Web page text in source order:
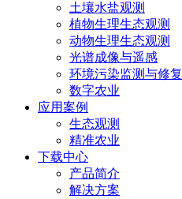
土壤水盐观测
植物生理生态观测
动物生理生态观测
光谱成像与遥感
环境污染监测与修复
数字农业
应用案例
生态观测
精准农业
下载中心
产品简介
解决方案